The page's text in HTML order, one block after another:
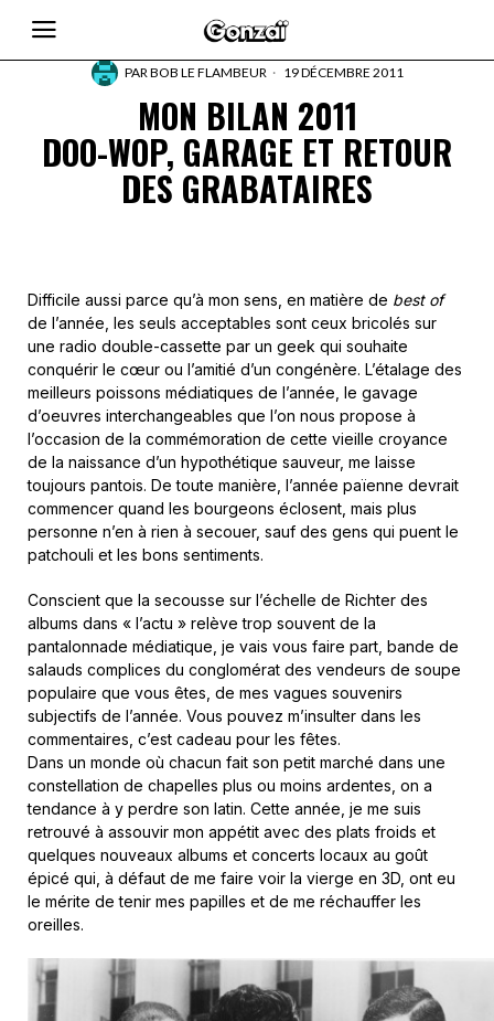
PARBOB LE FLAMBEUR 19 DÉCEMBRE 2011
MON BILAN 2011
DOO-WOP, GARAGE ET RETOUR
DES GRABATAIRES
Difficile aussi parce qu’à mon sens, en matière de best of
de l’année, les seuls acceptables sont ceux bricolés sur
une radio double-cassette par un geek qui souhaite
conquérir le cœur ou l’amitié d’un congénère. L’étalage des
meilleurs poissons médiatiques de l’année, le gavage
d’oeuvres interchangeables que l’on nous propose à
l’occasion de la commémoration de cette vieille croyance
de la naissance d’un hypothétique sauveur, me laisse
toujours pantois. De toute manière, l’année païenne devrait
commencer quand les bourgeons éclosent, mais plus
personne n’en à rien à secouer, sauf des gens qui puent le
patchouli et les bons sentiments.
Conscient que la secousse sur l’échelle de Richter des
albums dans « l’actu » relève trop souvent de la
pantalonnade médiatique, je vais vous faire part, bande de
salauds complices du conglomérat des vendeurs de soupe
populaire que vous êtes, de mes vagues souvenirs
subjectifs de l’année. Vous pouvez m’insulter dans les
commentaires, c’est cadeau pour les fêtes.
Dans un monde où chacun fait son petit marché dans une
constellation de chapelles plus ou moins ardentes, on a
tendance à y perdre son latin. Cette année, je me suis
retrouvé à assouvir mon appétit avec des plats froids et
quelques nouveaux albums et concerts locaux au goût
épicé qui, à défaut de me faire voir la vierge en 3D, ont eu
le mérite de tenir mes papilles et de me réchauffer les
oreilles.